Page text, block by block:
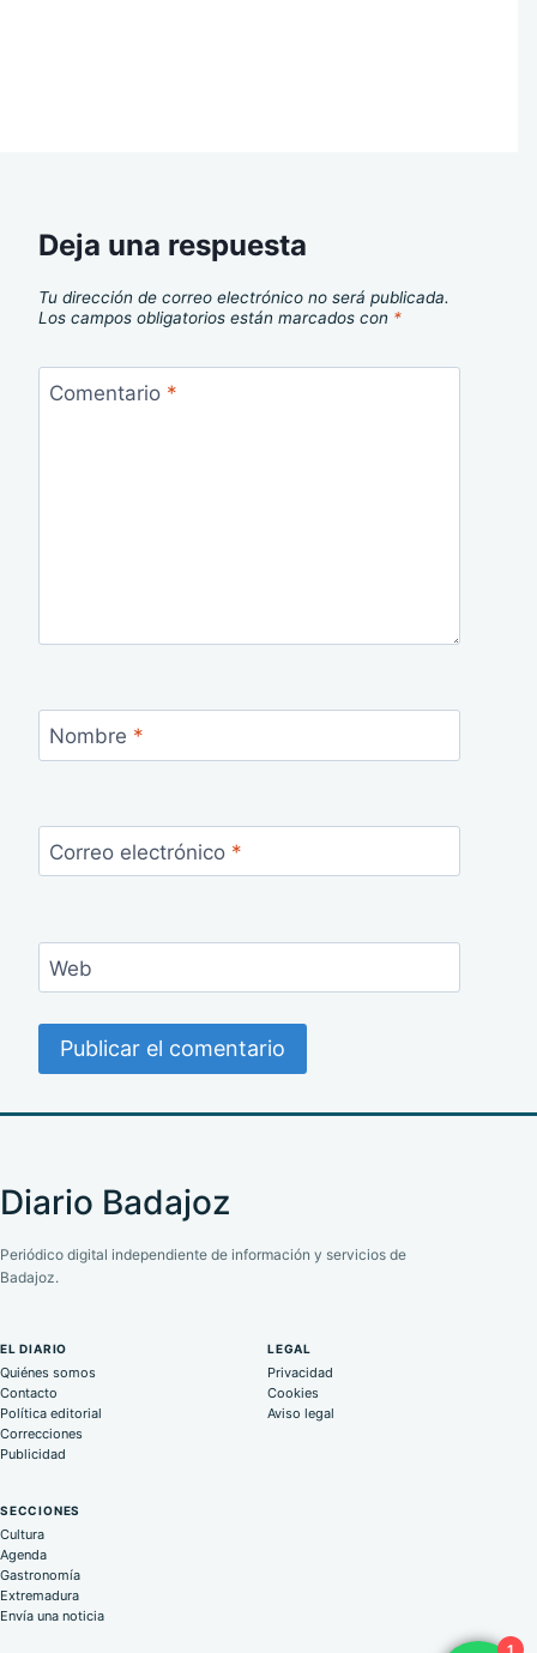
Deja una respuesta
Tu dirección de correo electrónico no será publicada.
Los campos obligatorios están marcados con *
Comentario *
Nombre *
Correo electrónico *
Web
Diario Badajoz
Periódico digital independiente de información y servicios de
Badajoz.
EL DIARIO
Quiénes somos
Contacto
Política editorial
Correcciones
Publicidad
LEGAL
Privacidad
Cookies
Aviso legal
SECCIONES
Cultura
Agenda
Gastronomía
Extremadura
Envía una noticia
1